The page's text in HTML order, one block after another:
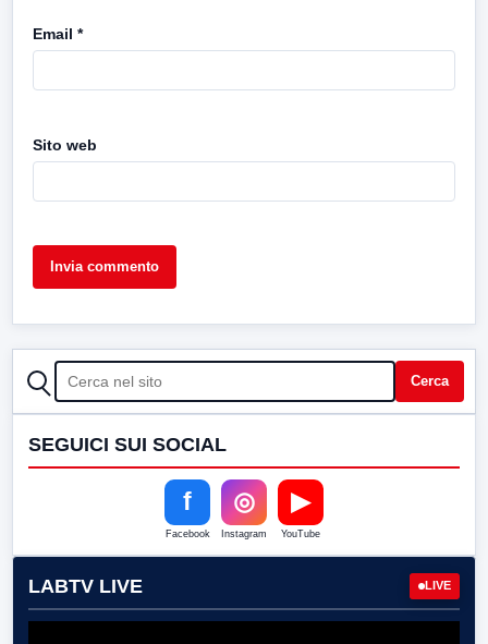
Email *
Sito web
CERCA Cerca
SEGUICI SUI SOCIAL
f
Facebook
◎
Instagram
▶
YouTube
LABTV LIVE LIVE